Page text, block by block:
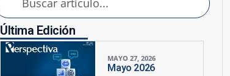
Última Edición
MAYO 27, 2026
Mayo 2026